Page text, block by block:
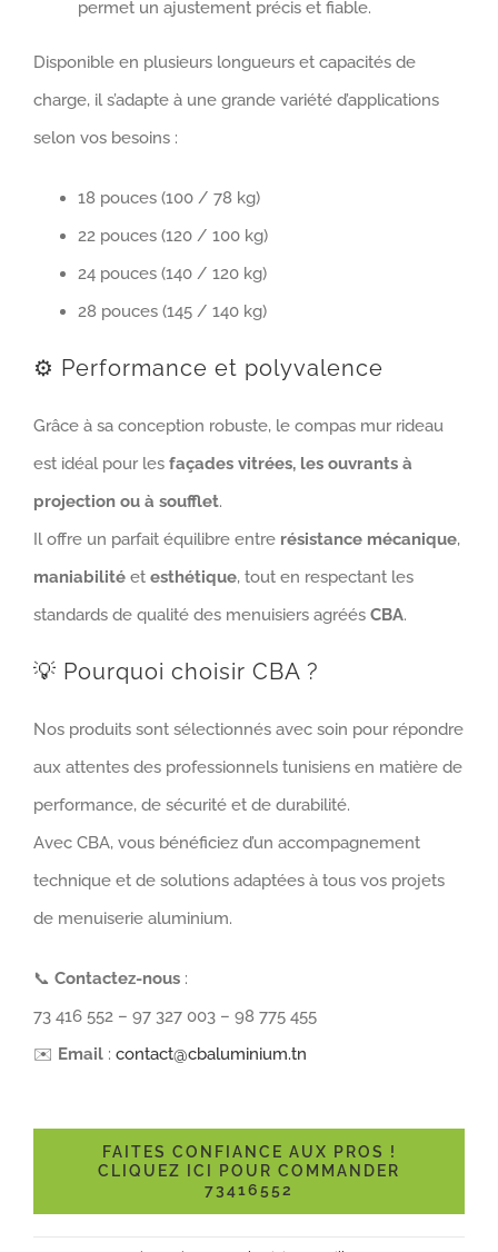
permet un ajustement précis et fiable.
Disponible en plusieurs longueurs et capacités de
charge, il s’adapte à une grande variété d’applications
selon vos besoins :
18 pouces (100 / 78 kg)
22 pouces (120 / 100 kg)
24 pouces (140 / 120 kg)
28 pouces (145 / 140 kg)
⚙️ Performance et polyvalence
Grâce à sa conception robuste, le compas mur rideau
est idéal pour les façades vitrées, les ouvrants à
projection ou à soufflet.
Il offre un parfait équilibre entre résistance mécanique,
maniabilitéet esthétique, tout en respectant les
standards de qualité des menuisiers agréés CBA.
💡 Pourquoi choisir CBA ?
Nos produits sont sélectionnés avec soin pour répondre
aux attentes des professionnels tunisiens en matière de
performance, de sécurité et de durabilité.
Avec CBA, vous bénéficiez d’un accompagnement
technique et de solutions adaptées à tous vos projets
de menuiserie aluminium.
📞 Contactez-nous:
73 416 552 – 97 327 003 – 98 775 455
✉️ Email: contact@cbaluminium.tn
FAITES CONFIANCE AUX PROS !
CLIQUEZ ICI POUR COMMANDER
73416552